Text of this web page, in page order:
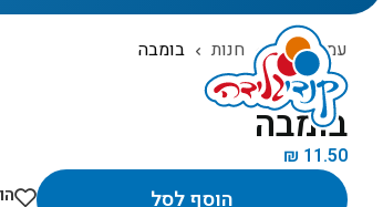
עמוד הבית חנות בומבה
בומבה
₪ 11.50
הוסף לסל